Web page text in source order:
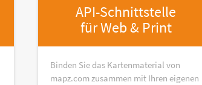
API-Schnittstelle
für Web & Print
Binden Sie das Kartenmaterial von
mapz.com zusammen mit Ihren eigenen